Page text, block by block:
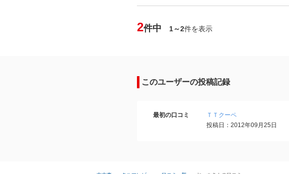
2件中 1～2件を表示
このユーザーの投稿記録
最初の口コミ
ＴＴクーペ
投稿日：2012年09月25日